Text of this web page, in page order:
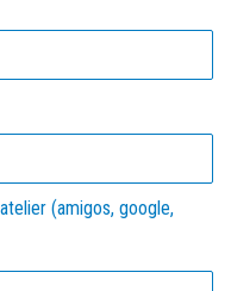
(amigos, google,